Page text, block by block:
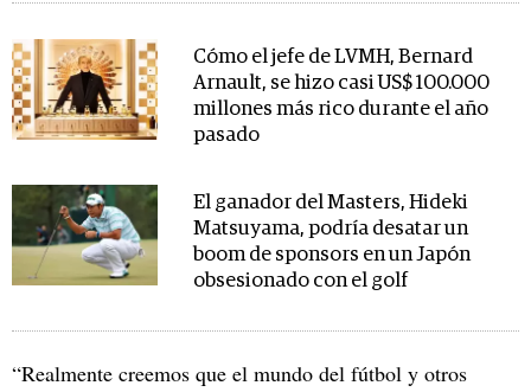
Cómo el jefe de LVMH, Bernard
Arnault, se hizo casi US$ 100.000
millones más rico durante el año
pasado
El ganador del Masters, Hideki
Matsuyama, podría desatar un
boom de sponsors en un Japón
obsesionado con el golf
“Realmente creemos que el mundo del fútbol y otros